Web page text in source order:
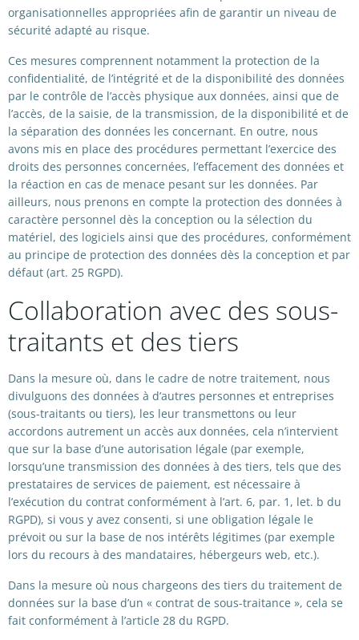
organisationnelles appropriées afin de garantir un niveau de
sécurité adapté au risque.
Ces mesures comprennent notamment la protection de la
confidentialité, de l’intégrité et de la disponibilité des données
par le contrôle de l’accès physique aux données, ainsi que de
l’accès, de la saisie, de la transmission, de la disponibilité et de
la séparation des données les concernant. En outre, nous
avons mis en place des procédures permettant l’exercice des
droits des personnes concernées, l’effacement des données et
la réaction en cas de menace pesant sur les données. Par
ailleurs, nous prenons en compte la protection des données à
caractère personnel dès la conception ou la sélection du
matériel, des logiciels ainsi que des procédures, conformément
au principe de protection des données dès la conception et par
défaut (art. 25 RGPD).
Collaboration avec des sous-
traitants et des tiers
Dans la mesure où, dans le cadre de notre traitement, nous
divulguons des données à d’autres personnes et entreprises
(sous-traitants ou tiers), les leur transmettons ou leur
accordons autrement un accès aux données, cela n’intervient
que sur la base d’une autorisation légale (par exemple,
lorsqu’une transmission des données à des tiers, tels que des
prestataires de services de paiement, est nécessaire à
l’exécution du contrat conformément à l’art. 6, par. 1, let. b du
RGPD), si vous y avez consenti, si une obligation légale le
prévoit ou sur la base de nos intérêts légitimes (par exemple
lors du recours à des mandataires, hébergeurs web, etc.).
Dans la mesure où nous chargeons des tiers du traitement de
données sur la base d’un « contrat de sous-traitance », cela se
fait conformément à l’article 28 du RGPD.